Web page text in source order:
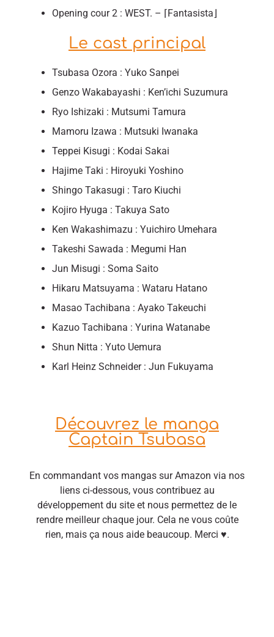
Opening cour 2 : WEST. – ⌈Fantasista⌋
Le cast principal
Tsubasa Ozora : Yuko Sanpei
Genzo Wakabayashi : Ken’ichi Suzumura
Ryo Ishizaki : Mutsumi Tamura
Mamoru Izawa : Mutsuki Iwanaka
Teppei Kisugi : Kodai Sakai
Hajime Taki : Hiroyuki Yoshino
Shingo Takasugi : Taro Kiuchi
Kojiro Hyuga : Takuya Sato
Ken Wakashimazu : Yuichiro Umehara
Takeshi Sawada : Megumi Han
Jun Misugi : Soma Saito
Hikaru Matsuyama : Wataru Hatano
Masao Tachibana : Ayako Takeuchi
Kazuo Tachibana : Yurina Watanabe
Shun Nitta : Yuto Uemura
Karl Heinz Schneider : Jun Fukuyama
Découvrez le manga
Captain Tsubasa
En commandant vos mangas sur Amazon via nos
liens ci-dessous, vous contribuez au
développement du site et nous permettez de le
rendre meilleur chaque jour. Cela ne vous coûte
rien, mais ça nous aide beaucoup. Merci ♥.